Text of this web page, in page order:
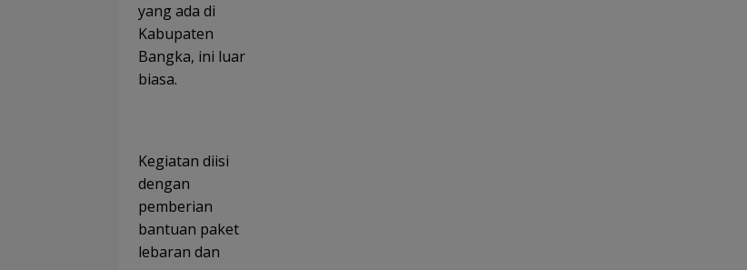
yang ada di
Kabupaten
Bangka, ini luar
biasa.
Kegiatan diisi
dengan
pemberian
bantuan paket
lebaran dan